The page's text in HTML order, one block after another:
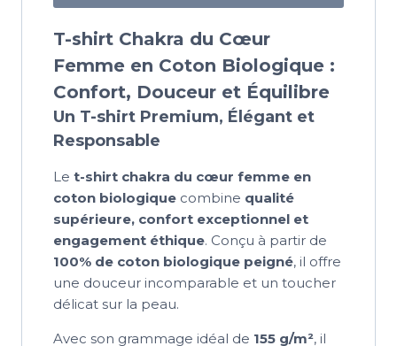
T-shirt Chakra du Cœur
Femme en Coton Biologique :
Confort, Douceur et Équilibre
Un T-shirt Premium, Élégant et
Responsable
Le t-shirt chakra du cœur femme en
coton biologique combine qualité
supérieure, confort exceptionnel et
engagement éthique. Conçu à partir de
100% de coton biologique peigné, il offre
une douceur incomparable et un toucher
délicat sur la peau.
Avec son grammage idéal de 155 g/m², il